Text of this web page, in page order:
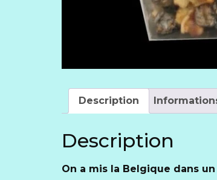
Description
Description
On a mis la Belgique dans